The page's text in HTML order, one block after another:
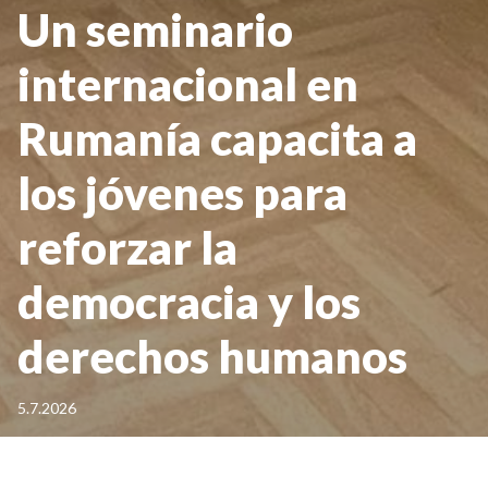
Un seminario
internacional en
Rumanía capacita a
los jóvenes para
reforzar la
democracia y los
derechos humanos
5.7.2026